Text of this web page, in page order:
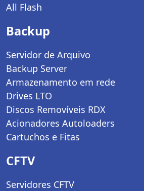
All Flash
Backup
Servidor de Arquivo
Backup Server
Armazenamento em rede
Drives LTO
Discos Removíveis RDX
Acionadores Autoloaders
Cartuchos e Fitas
CFTV
Servidores CFTV